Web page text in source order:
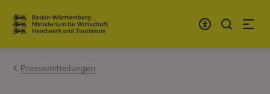
Zum Inhalt springen
Link zur Startseite
Pressemitteilungen